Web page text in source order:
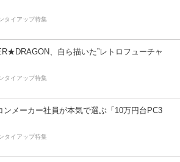
タイアップ特集
、自ら描いた”レトロフューチャ
タイアップ特集
ンメーカー社員が本気で選ぶ「10万円台PC3
タイアップ特集